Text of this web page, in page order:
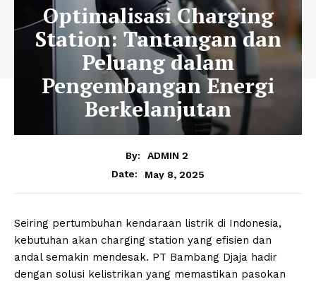
Optimalisasi Charging
Station: Tantangan dan
Peluang dalam
Pengembangan Energi
Berkelanjutan
By:
ADMIN 2
Date:
May 8, 2025
Seiring pertumbuhan kendaraan listrik di Indonesia,
kebutuhan akan charging station yang efisien dan
andal semakin mendesak. PT Bambang Djaja hadir
dengan solusi kelistrikan yang memastikan pasokan